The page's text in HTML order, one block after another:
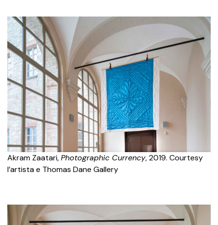
Akram Zaatari,Photographic Currency, 2019. Courtesy
l’artista e Thomas Dane Gallery